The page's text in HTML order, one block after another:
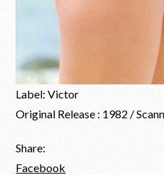
Label: Victor
Original Release : 1982 /
Share:
Facebook